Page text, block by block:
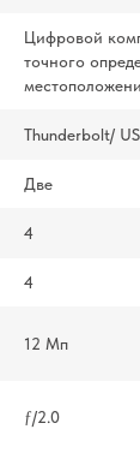
Цифровой
точного
Thunderbolt/
Две
4
4
12 Мп
ƒ/2.0